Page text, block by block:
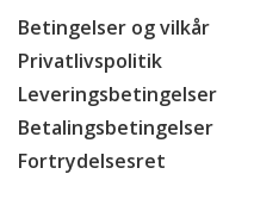
Betingelser og vilkår
Privatlivspolitik
Leveringsbetingelser
Betalingsbetingelser
Fortrydelsesret